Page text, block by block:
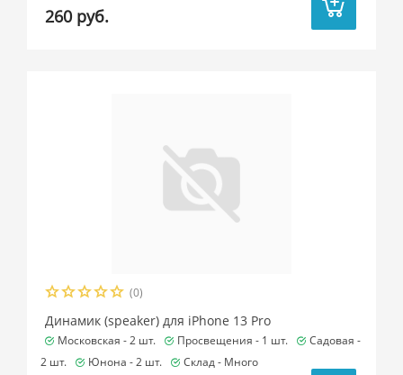
260 руб.
(0)
Динамик (speaker) для iPhone 13 Pro
Московская -2 шт. Просвещения - 1 шт.
Садовая -
2 шт.
Юнона -2 шт. Склад - Много